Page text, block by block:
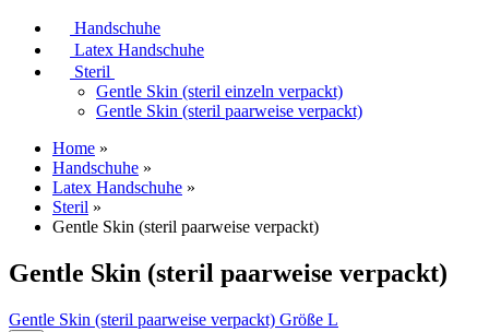
Handschuhe
Latex Handschuhe
Steril
Gentle Skin (steril einzeln verpackt)
Gentle Skin (steril paarweise verpackt)
Home »
Handschuhe »
Latex Handschuhe »
Steril »
Gentle Skin (steril paarweise verpackt)
Gentle Skin (steril paarweise verpackt)
Gentle Skin (steril paarweise verpackt) Größe L